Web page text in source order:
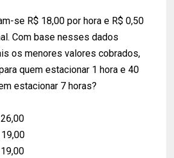
se R$ 18,00 por hora e R$ 0,50
Com base nesses dados
os menores valores cobrados,
quem estacionar 1 hora e 40
estacionar 7 horas?